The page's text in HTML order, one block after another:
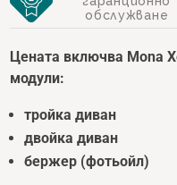
обслужване
Цената включва Mona
модули:
тройка диван
двойка диван
бержер (фотьойл)